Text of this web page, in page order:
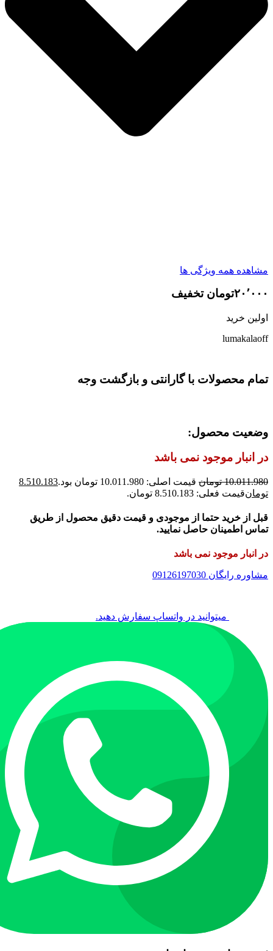
مشاهده همه ویژگی ها
۲۰٬۰۰۰تومان تخفیف
اولین خرید
lumakalaoff
تمام محصولات با گارانتی و بازگشت وجه
وضعیت محصول:
در انبار موجود نمی باشد
10.011.980 تومان قیمت اصلی: 10.011.980 تومان بود.
8.510.183
تومانقیمت فعلی: 8.510.183 تومان.
قبل از خرید حتما از موجودی و قیمت دقیق محصول از طریق
تماس اطمینان حاصل نمایید.
در انبار موجود نمی باشد
مشاوره رایگان 09126197030
میتوانید در واتساپ سفارش دهید.